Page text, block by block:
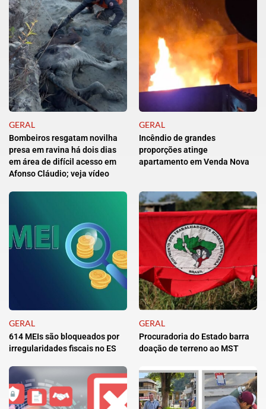
GERAL
Bombeiros resgatam novilha
presa em ravina há dois dias
em área de difícil acesso em
Afonso Cláudio; veja vídeo
GERAL
Incêndio de grandes
proporções atinge
apartamento em Venda Nova
GERAL
614 MEIs são bloqueados por
irregularidades fiscais no ES
GERAL
Procuradoria do Estado barra
doação de terreno ao MST